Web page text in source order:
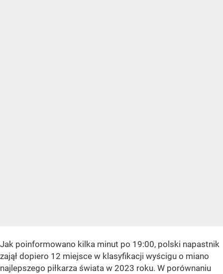
Jak poinformowano kilka minut po 19:00, polski napastnik
zajął dopiero 12 miejsce w klasyfikacji wyścigu o miano
najlepszego piłkarza świata w 2023 roku. W porównaniu